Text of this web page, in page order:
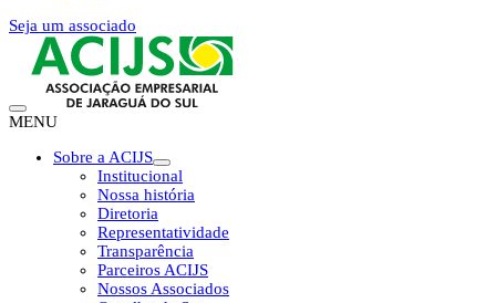
Seja um associado
MENU
Sobre a ACIJS
Institucional
Nossa história
Diretoria
Representatividade
Transparência
Parceiros ACIJS
Nossos Associados